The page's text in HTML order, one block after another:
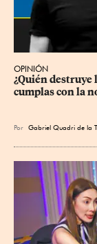
OPINIÓN
¿Quién destruye
cumplas con la
Por Gabriel Quadri de la